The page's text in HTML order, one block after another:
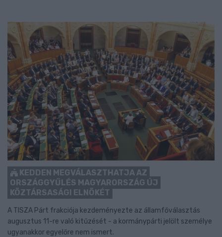
KEDDEN MEGVÁLASZTHATJA AZ
ORSZÁGGYŰLÉS MAGYARORSZÁG ÚJ
KÖZTÁRSASÁGI ELNÖKÉT
A TISZA Párt frakciója kezdeményezte az államfőválasztás
augusztus 11-re való kitűzését - a kormánypárti jelölt személye
ugyanakkor egyelőre nem ismert.